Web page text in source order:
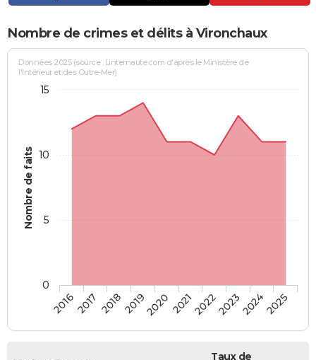
Bricolage
Lifestyle
Culture
Sport
Auto
Television
Voyage
Cinema
Nombre de crimes et délits à Vironchaux
Nombre de faits
Données 2025 (source : Linternaute.com d'après le Ministère de
l'Intérieur et des Outre-Mer)
20162017 20182019202020212022202320242025
0
5
10
15
Taux de